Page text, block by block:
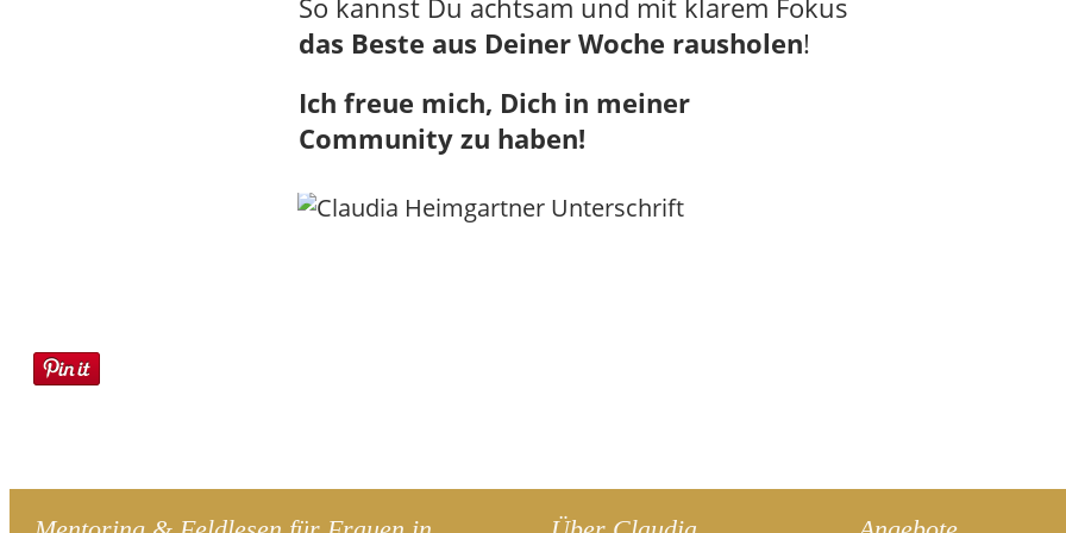
So kannst Du achtsam und mit klarem Fokus
das Beste aus Deiner Woche rausholen!
Ich freue mich, Dich in meiner
Community zu haben!